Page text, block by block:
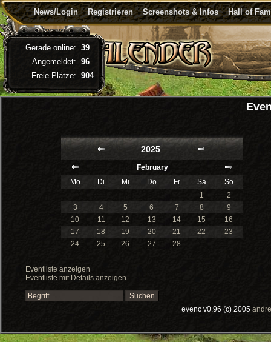
News/Login Registrieren Screenshots & Infos Hall of
2025
February
Mo
Di Mi Do Fr Sa
So
1
2
3
4 5 6 7 8
9
10
11 12 13 14 15
16
17
18 19 20 21 22
23
24
25 26 27 28
Eventliste anzeigen
Eventliste mit Details anzeigen
evenc v0.96 (c) 2005
Gerade online: 39
Angemeldet: 96
Freie Plätze: 904